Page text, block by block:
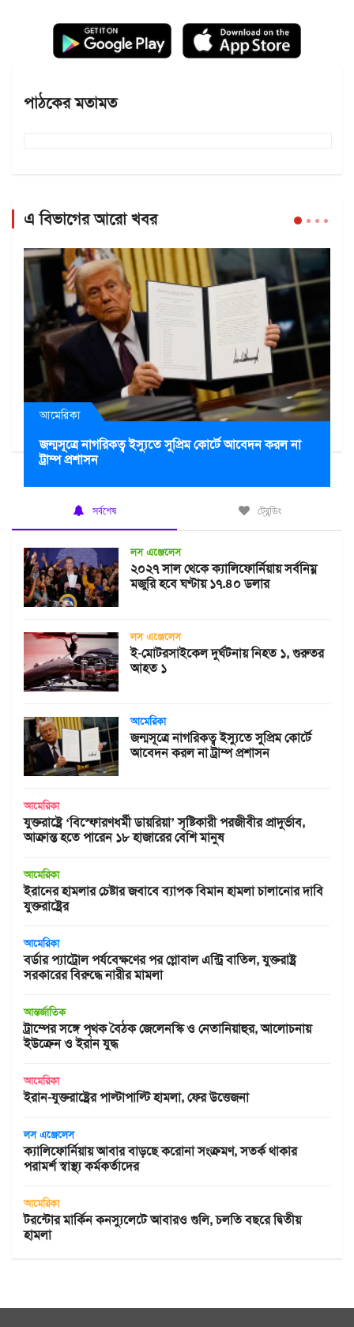
পাঠকের মতামত
এ বিভাগের আরো খবর
আমেরিকা
জন্মসূত্রে নাগরিকত্ব ইস্যুতে সুপ্রিম কোর্টে আবেদন করল না
ট্রাম্প প্রশাসন
সর্বশেষ ট্রেন্ডিং
লস এঞ্জেলেস
২০২৭ সাল থেকে ক্যালিফোর্নিয়ায় সর্বনিম্ন
মজুরি হবে ঘণ্টায় ১৭.৪০ ডলার
লস এঞ্জেলেস
ই-মোটরসাইকেল দুর্ঘটনায় নিহত ১, গুরুতর
আহত ১
আমেরিকা
জন্মসূত্রে নাগরিকত্ব ইস্যুতে সুপ্রিম কোর্টে
আবেদন করল না ট্রাম্প প্রশাসন
আমেরিকা
যুক্তরাষ্ট্রে ‘বিস্ফোরণধর্মী ডায়রিয়া’ সৃষ্টিকারী পরজীবীর প্রাদুর্ভাব,
আক্রান্ত হতে পারেন ১৮ হাজারের বেশি মানুষ
আমেরিকা
ইরানের হামলার চেষ্টার জবাবে ব্যাপক বিমান হামলা চালানোর দাবি
যুক্তরাষ্ট্রের
আমেরিকা
বর্ডার প্যাট্রোল পর্যবেক্ষণের পর গ্লোবাল এন্ট্রি বাতিল, যুক্তরাষ্ট্র
সরকারের বিরুদ্ধে নারীর মামলা
আন্তর্জাতিক
ট্রাম্পের সঙ্গে পৃথক বৈঠক জেলেনস্কি ও নেতানিয়াহুর, আলোচনায়
ইউক্রেন ও ইরান যুদ্ধ
আমেরিকা
ইরান-যুক্তরাষ্ট্রের পাল্টাপাল্টি হামলা, ফের উত্তেজনা
লস এঞ্জেলেস
ক্যালিফোর্নিয়ায় আবার বাড়ছে করোনা সংক্রমণ, সতর্ক থাকার
পরামর্শ স্বাস্থ্য কর্মকর্তাদের
আমেরিকা
টরন্টোর মার্কিন কনস্যুলেটে আবারও গুলি, চলতি বছরে দ্বিতীয়
হামলা